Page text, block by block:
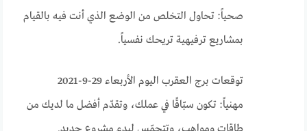
صحياً: تحاول التخلص من الوضع الذي أنت فيه بالقيام
بمشاريع ترفيهية تريحك نفسياً.
توقعات برج العقرب اليوم الأربعاء 29-9-2021
مهنياً: تكون سبّاقًا في عملك، وتقدّم أفضل ما لديك من